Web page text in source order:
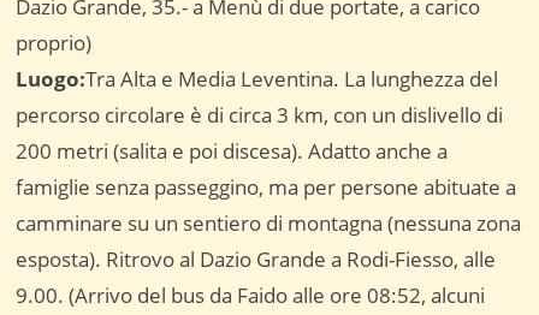
Dazio Grande, 35.- a Menù di due portate, a carico
proprio)
Luogo:Tra Alta e Media Leventina. La lunghezza del
percorso circolare è di circa 3 km, con un dislivello di
200 metri (salita e poi discesa). Adatto anche a
famiglie senza passeggino, ma per persone abituate a
camminare su un sentiero di montagna (nessuna zona
esposta). Ritrovo al Dazio Grande a Rodi-Fiesso, alle
9.00. (Arrivo del bus da Faido alle ore 08:52, alcuni